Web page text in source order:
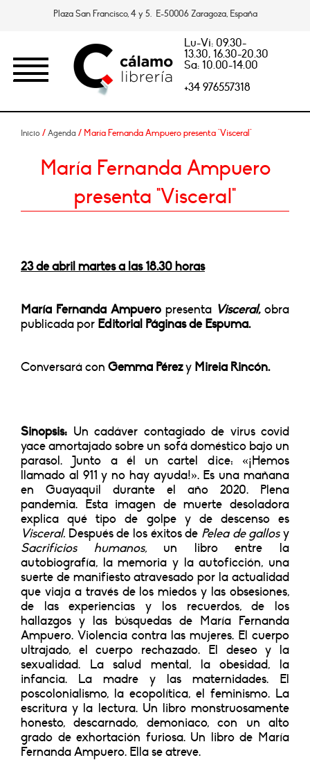
Plaza San Francisco, 4 y 5. E-50006 Zaragoza, España
Lu-Vi: 09.30-
13.30, 16.30-20.30
Sa: 10.00-14.00
+34 976557318
Inicio / Agenda / María Fernanda Ampuero presenta "Visceral"
María Fernanda Ampuero
presenta "Visceral"
23 de abril martes a las 18.30 horas
María Fernanda Ampuero presenta Visceral, obra
publicada por Editorial Páginas de Espuma.
Conversará con Gemma Pérezy Mireia Rincón.
Sinopsis: Un cadáver contagiado de virus covid
yace amortajado sobre un sofá doméstico bajo un
parasol. Junto a él un cartel dice: «¡Hemos
llamado al 911 y no hay ayuda!». Es una mañana
en Guayaquil durante el año 2020. Plena
pandemia. Esta imagen de muerte desoladora
explica qué tipo de golpe y de descenso es
Visceral. Después de los éxitos de Pelea de gallosy
Sacrificios humanos,un libro entre la
autobiografía, la memoria y la autoficción, una
suerte de manifiesto atravesado por la actualidad
que viaja a través de los miedos y las obsesiones,
de las experiencias y los recuerdos, de los
hallazgos y las búsquedas de María Fernanda
Ampuero. Violencia contra las mujeres. El cuerpo
ultrajado, el cuerpo rechazado. El deseo y la
sexualidad. La salud mental, la obesidad, la
infancia. La madre y las maternidades. El
poscolonialismo, la ecopolítica, el feminismo. La
escritura y la lectura. Un libro monstruosamente
honesto, descarnado, demoniaco, con un alto
grado de exhortación furiosa. Un libro de María
Fernanda Ampuero. Ella se atreve.